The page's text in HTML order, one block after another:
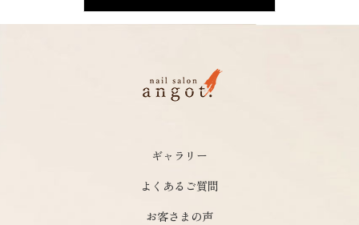
ギャラリー
よくあるご質問
お客さまの声